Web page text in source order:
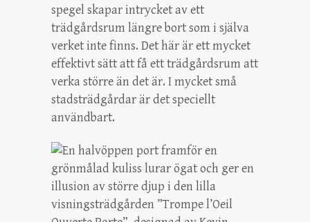
spegel skapar intrycket av ett
trädgårdsrum längre bort som i själva
verket inte finns. Det här är ett mycket
effektivt sätt att få ett trädgårdsrum att
verka större än det är. I mycket små
stadsträdgårdar är det speciellt
användbart.